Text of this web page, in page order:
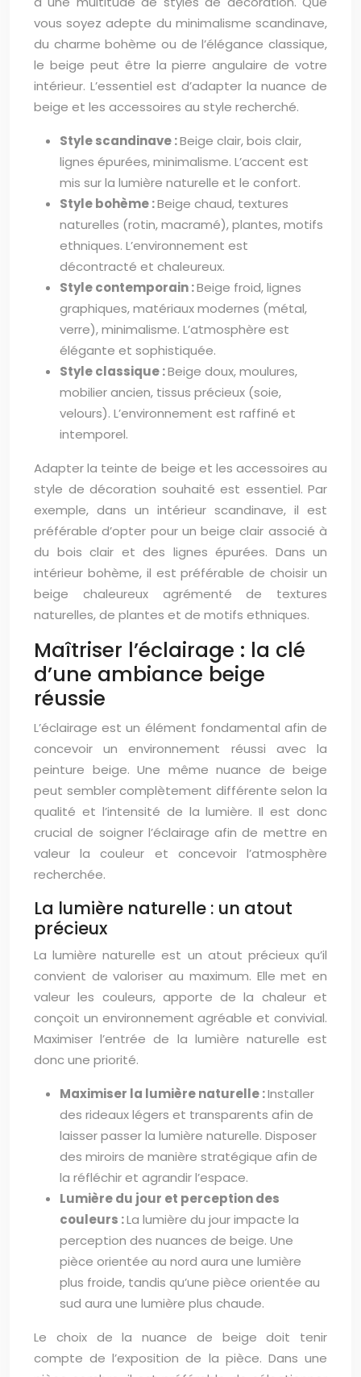
vous soyez adepte du minimalisme scandinave,
du charme bohème ou de l’élégance classique,
le beige peut être la pierre angulaire de votre
intérieur. L’essentiel est d’adapter la nuance de
beige et les accessoires au style recherché.
Style scandinave :Beige clair, bois clair,
lignes épurées, minimalisme. L’accent est
mis sur la lumière naturelle et le confort.
Style bohème :Beige chaud, textures
naturelles (rotin, macramé), plantes, motifs
ethniques. L’environnement est
décontracté et chaleureux.
Style contemporain :Beige froid, lignes
graphiques, matériaux modernes (métal,
verre), minimalisme. L’atmosphère est
élégante et sophistiquée.
Style classique :Beige doux, moulures,
mobilier ancien, tissus précieux (soie,
velours). L’environnement est raffiné et
intemporel.
Adapter la teinte de beige et les accessoires au
style de décoration souhaité est essentiel. Par
exemple, dans un intérieur scandinave, il est
préférable d’opter pour un beige clair associé à
du bois clair et des lignes épurées. Dans un
intérieur bohème, il est préférable de choisir un
beige chaleureux agrémenté de textures
naturelles, de plantes et de motifs ethniques.
Maîtriser l’éclairage : la clé
d’une ambiance beige
réussie
L’éclairage est un élément fondamental afin de
concevoir un environnement réussi avec la
peinture beige. Une même nuance de beige
peut sembler complètement différente selon la
qualité et l’intensité de la lumière. Il est donc
crucial de soigner l’éclairage afin de mettre en
valeur la couleur et concevoir l’atmosphère
recherchée.
La lumière naturelle : un atout
précieux
La lumière naturelle est un atout précieux qu’il
convient de valoriser au maximum. Elle met en
valeur les couleurs, apporte de la chaleur et
conçoit un environnement agréable et convivial.
Maximiser l’entrée de la lumière naturelle est
donc une priorité.
Maximiser la lumière naturelle :Installer
des rideaux légers et transparents afin de
laisser passer la lumière naturelle. Disposer
des miroirs de manière stratégique afin de
la réfléchir et agrandir l’espace.
Lumière du jour et perception des
couleurs :La lumière du jour impacte la
perception des nuances de beige. Une
pièce orientée au nord aura une lumière
plus froide, tandis qu’une pièce orientée au
sud aura une lumière plus chaude.
Le choix de la nuance de beige doit tenir
compte de l’exposition de la pièce. Dans une